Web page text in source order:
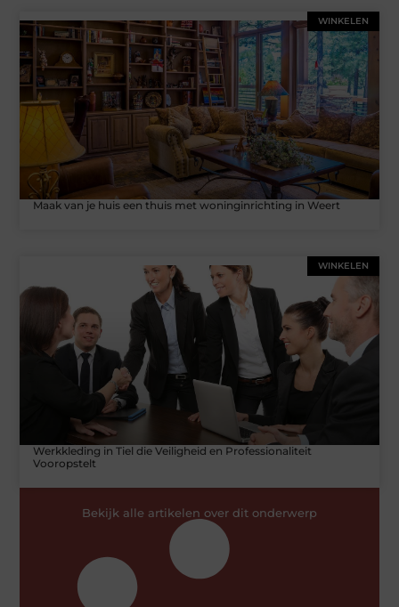
WINKELEN
Maak van je huis een thuis met woninginrichting in Weert
WINKELEN
Werkkleding in Tiel die Veiligheid en Professionaliteit
Vooropstelt
Bekijk alle artikelen over dit onderwerp